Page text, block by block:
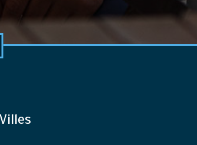
Villes